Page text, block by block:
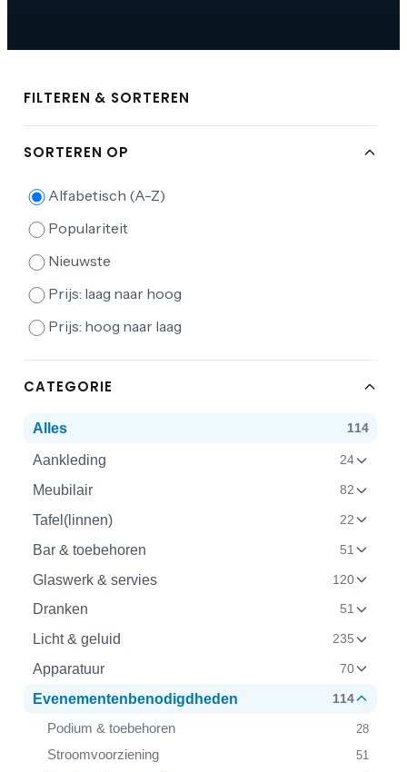
FILTEREN & SORTEREN
SORTEREN OP
Alfabetisch (A-Z)
Populariteit
Nieuwste
Prijs: laag naar hoog
Prijs: hoog naar laag
CATEGORIE
Alles 114
Aankleding 24
Meubilair 82
Tafel(linnen) 22
Bar & toebehoren 51
Glaswerk & servies 120
Dranken 51
Licht & geluid 235
Apparatuur 70
Evenementenbenodigdheden 114
Podium & toebehoren 28
Stroomvoorziening 51